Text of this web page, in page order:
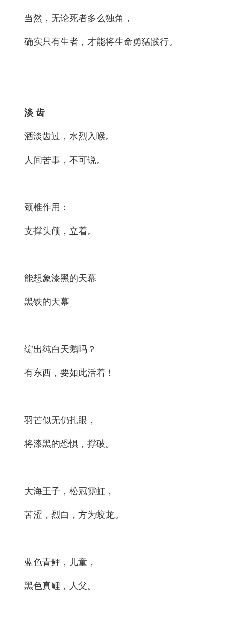
当然，无论死者多么独角，
确实只有生者，才能将生命勇猛践行。
淡 齿
酒淡齿过，水烈入喉。
人间苦事，不可说。
颈椎作用：
支撑头颅，立着。
能想象漆黑的天幕
黑铁的天幕
绽出纯白天鹅吗？
有东西，要如此活着！
羽芒似无仍扎眼，
将漆黑的恐惧，撑破。
大海王子，松冠霓虹，
苦涩，烈白，方为蛟龙。
蓝色青鲤，儿童，
黑色真鲤，人父。